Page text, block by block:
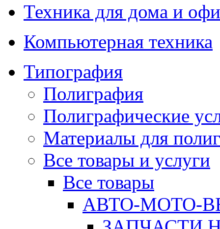
Техника для дома и
Компьютерная техника
Типография
Полиграфия
Полиграфические
Материалы для
Все товары и услуги
Все товары
АВТО-МОТО-